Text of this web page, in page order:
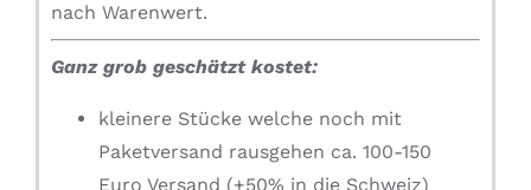
nach Warenwert.
Ganz grob geschätzt kostet:
kleinere Stücke welche noch mit
Paketversand rausgehen ca. 100-150
Euro Versand (+50% in die Schweiz)